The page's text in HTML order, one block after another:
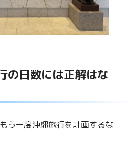
の日数には正解はな
う一度沖縄旅行を計画するな